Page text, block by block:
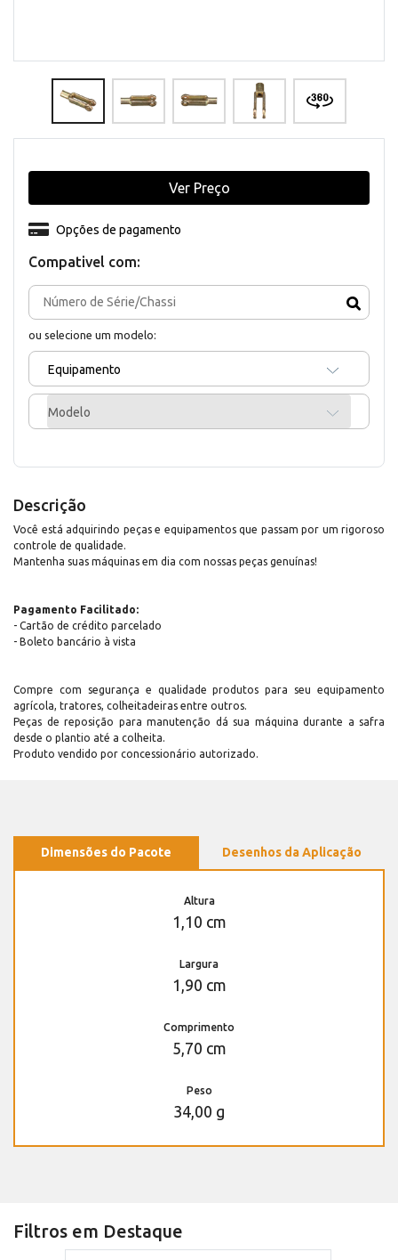
Compativel com:
ou selecione um modelo:
Equipamento
Modelo
Opções de pagamento
Ver Preço
Descrição
Você está adquirindo peças e equipamentos que passam por um rigoroso
controle de qualidade.
Mantenha suas máquinas em dia com nossas peças genuínas!
Pagamento Facilitado:
- Cartão de crédito parcelado
- Boleto bancário à vista
Compre com segurança e qualidade produtos para seu equipamento
agrícola, tratores, colheitadeiras entre outros.
Peças de reposição para manutenção dá sua máquina durante a safra
desde o plantio até a colheita.
Produto vendido por concessionário autorizado.
Dimensões do Pacote Desenhos da Aplicação
Altura
1,10 cm
Largura
1,90 cm
Comprimento
5,70 cm
Peso
34,00 g
Filtros em Destaque